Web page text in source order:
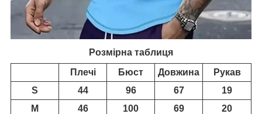
Розмірна таблиця
Плечі
Бюст Довжина
Рукав
S
44 96 67
19
M
46 100 69
20